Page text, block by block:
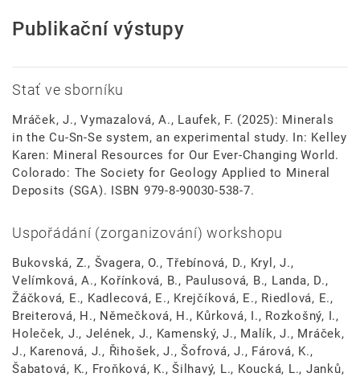
Publikační výstupy
Stať ve sborníku
Mráček, J., Vymazalová, A., Laufek, F. (2025): Minerals
in the Cu-Sn-Se system, an experimental study. In: Kelley
Karen: Mineral Resources for Our Ever-Changing World.
Colorado: The Society for Geology Applied to Mineral
Deposits (SGA). ISBN 979-8-90030-538-7.
Uspořádání (zorganizování) workshopu
Bukovská, Z., Švagera, O., Třebínová, D., Kryl, J.,
Velímková, A., Kořínková, B., Paulusová, B., Landa, D.,
Žáčková, E., Kadlecová, E., Krejčíková, E., Riedlová, E.,
Breiterová, H., Němečková, H., Kůrková, I., Rozkošný, I.,
Holeček, J., Jelének, J., Kamenský, J., Malík, J., Mráček,
J., Karenová, J., Řihošek, J., Šofrová, J., Fárová, K.,
Šabatová, K., Froňková, K., Šilhavý, L., Koucká, L., Janků,